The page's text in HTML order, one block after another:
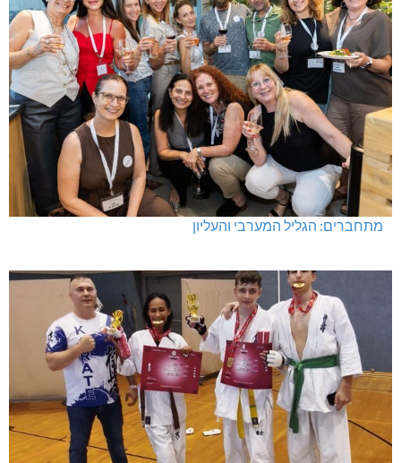
מתחברים: הגליל המערבי והעליון